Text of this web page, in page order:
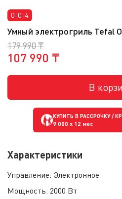
0-0-4
Умный электрогриль Tefal
179 990 ₸
107 990 ₸
В
КУПИТЬ В РАССРОЧКУ /
9 000 x 12 мес
Характеристики
Управление: Электронное
Мощность: 2000 Вт